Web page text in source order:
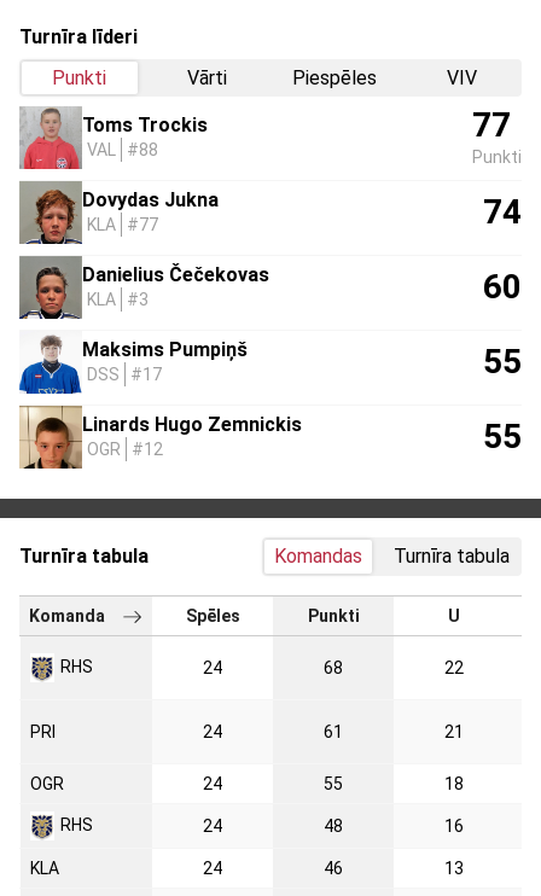
Turnīra līderi
Punkti
Vārti Piespēles VIV
Toms Trockis
VAL #88
77
Punkti
Dovydas Jukna
KLA #77 74
Danielius Čečekovas
KLA #3 60
Maksims Pumpiņš
DSS #17 55
Linards Hugo Zemnickis
OGR #12 55
Turnīra tabula Komandas Turnīra tabula
Komanda Spēles Punkti U
RHS 24 68 22
PRI 24 61 21
OGR 24 55 18
RHS 24 48 16
KLA 24 46 13